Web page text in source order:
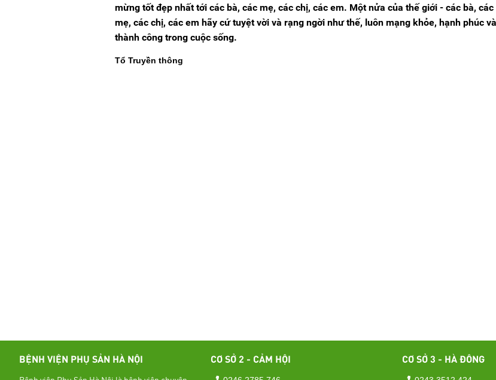
mừng tốt đẹp nhất tới các bà, các mẹ, các chị, các em. Một nửa của thế giới - các bà, các
mẹ, các chị, các em hãy cứ tuyệt vời và rạng ngời như thế, luôn mạng khỏe, hạnh phúc và
thành công trong cuộc sống.
Tổ Truyền thông
BỆNH VIỆN PHỤ SẢN HÀ NỘI CƠ SỞ 2 - CẢM HỘI CƠ SỞ 3 - HÀ ĐÔNG